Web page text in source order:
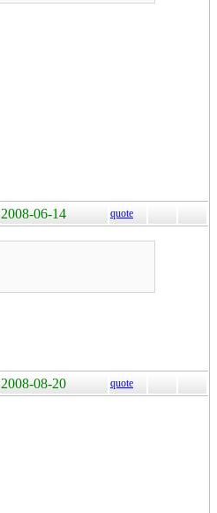
2008-06-14 quote
2008-08-20 quote